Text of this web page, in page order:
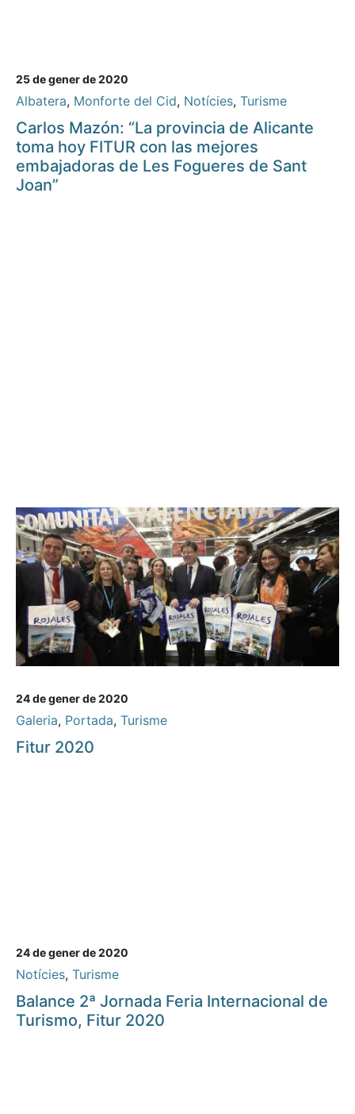
25 de gener de 2020
Albatera, Monforte del Cid, Notícies, Turisme
Carlos Mazón: “La provincia de Alicante
toma hoy FITUR con las mejores
embajadoras de Les Fogueres de Sant
Joan”
24 de gener de 2020
Galeria, Portada, Turisme
Fitur 2020
24 de gener de 2020
Notícies, Turisme
Balance 2ª Jornada Feria Internacional de
Turismo, Fitur 2020